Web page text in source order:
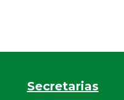
i
p
Secretarias